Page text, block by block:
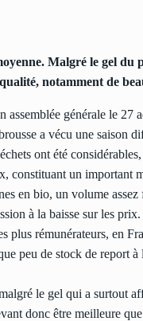
Malgré le gel du
notamment de
générale le
a vécu une saison
ont été
constituant un important
en bio, un volume
à la baisse sur les
plus rémunérateurs, en
peu de stock de report
le gel qui a surtout
donc être meilleure